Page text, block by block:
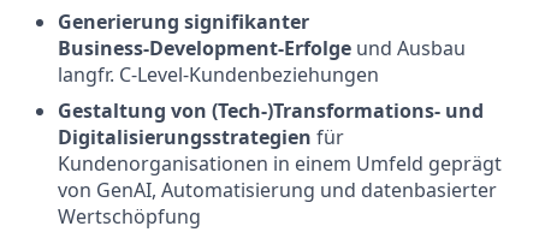
Generierung signifikanter
Business‑Development‑Erfolge und Ausbau
langfr. C‑Level‑Kundenbeziehungen
Gestaltung von (Tech-)Transformations‑ und
Digitalisierungsstrategien für
Kundenorganisationen in einem Umfeld geprägt
von GenAI, Automatisierung und datenbasierter
Wertschöpfung